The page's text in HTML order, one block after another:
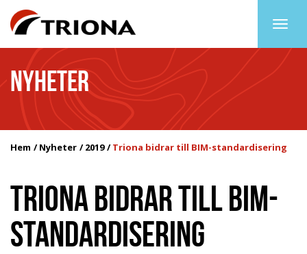
NYHETER
Hem Nyheter 2019 Triona bidrar till BIM-standardisering
TRIONA BIDRAR TILL BIM-
STANDARDISERING